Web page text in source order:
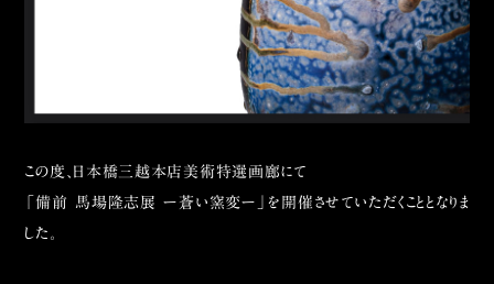
この度、日本橋三越本店美術特選画廊にて
「備前 馬場隆志展 ー蒼い窯変ー」を開催させていただくこととなりま
した。